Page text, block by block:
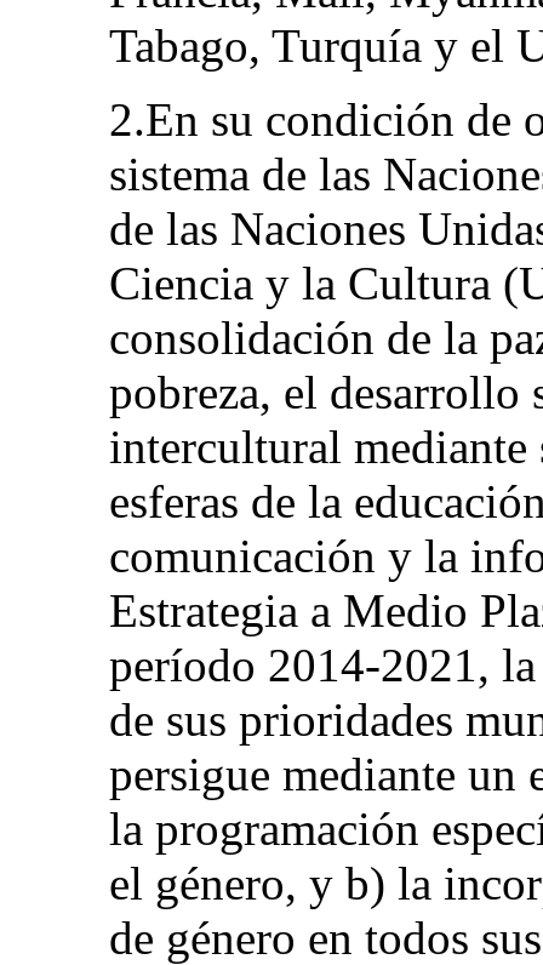
Tabago, Turquía y el
2.En su condición de
sistema de las
de las Naciones
Ciencia y la Cultura
consolidación de la
pobreza, el
intercultural mediante
esferas de la
comunicación y la
Estrategia a Medio
período 2014-2021,
de sus prioridades
persigue mediante un
la programación
el género, y b) la
de género en todos